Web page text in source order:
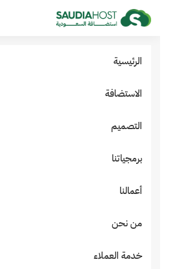
الرئيسية
الاستضافة
التصميم
برمجياتنا
أعمالنا
من نحن
خدمة العملاء